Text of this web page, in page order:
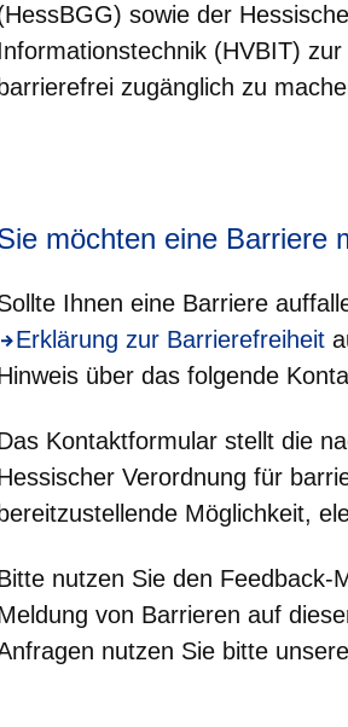
sowie der
(HVBIT)
barrierefrei zugänglich zu
möchten eine Barriere
Ihnen eine Barriere
Erklärung zur Barrierefreiheit
Öffnet sich in einem neuen
über das folgende
Kontaktformular stellt die
Verordnung für
bereitzustellende Möglichkeit,
nutzen Sie den Feedback-
von Barrieren auf
nutzen Sie bitte